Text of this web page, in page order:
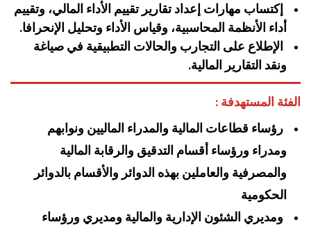
إكتساب مهارات إعداد تقارير تقييم الأداء المالي، وتقييم
أداء الأنظمة المحاسبية، وقياس الأداء وتحليل الإنحرافا.
الإطلاع على التجارب والحالات التطبيقية في صياغة
ونقد التقارير المالية.
الفئة المستهدفة :
رؤساء قطاعات المالية والمدراء الماليين ونوابهم
ومدراء ورؤساء أقسام التدقيق والرقابة المالية
والمصرفية والعاملين بهذه الدوائر والأقسام بالدوائر
الحكومية
ومديري الشئون الإدارية والمالية ومديري ورؤساء